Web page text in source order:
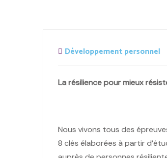
Développement personnel
La résilience pour mieux
Nous vivons tous des
8 clés élaborées à partir